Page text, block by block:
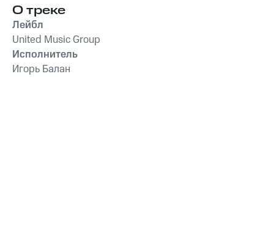
О треке
Лейбл
United Music Group
Исполнитель
Игорь Балан